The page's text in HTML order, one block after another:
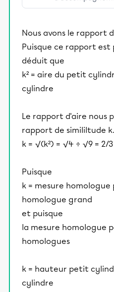
stimulants,
éducative.
Nous avons le rapport
Puisque ce rapport est
déduit que
k² = aire du petit
cylindre
Le rapport d'aire nous
rapport de simililtude k.
k = √(k²) = √4 ÷ √9 = 2/3
Puisque
k = mesure
homologue grand
et puisque
la mesure homologue
homologues
k = hauteur petit
cylindre